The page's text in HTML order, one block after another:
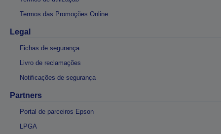
Termos das Promoções Online
Legal
Fichas de segurança
Livro de reclamações
Notificações de segurança
Partners
Portal de parceiros Epson
LPGA